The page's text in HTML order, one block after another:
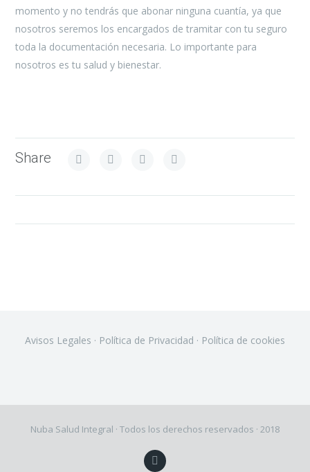
momento y no tendrás que abonar ninguna cuantía, ya que
nosotros seremos los encargados de tramitar con tu seguro
toda la documentación necesaria. Lo importante para
nosotros es tu salud y bienestar.
Share
Avisos Legales · Política de Privacidad · Política de cookies
Nuba Salud Integral · Todos los derechos reservados · 2018